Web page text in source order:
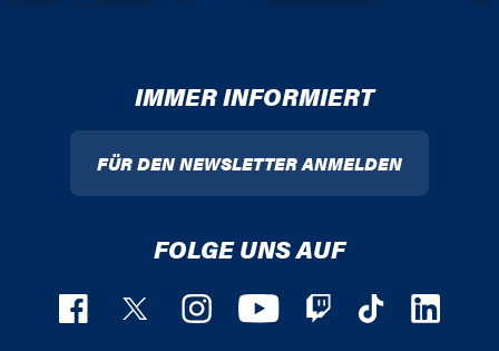
IMMER INFORMIERT
FÜR DEN NEWSLETTER ANMELDEN
FOLGE UNS AUF